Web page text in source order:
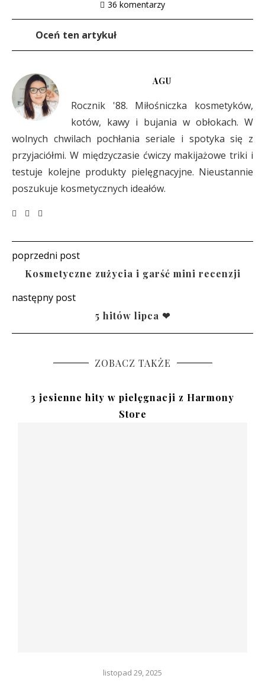
36 komentarzy
Oceń ten artykuł
AGU
Rocznik '88. Miłośniczka kosmetyków,
kotów, kawy i bujania w obłokach. W
wolnych chwilach pochłania seriale i spotyka się z
przyjaciółmi. W międzyczasie ćwiczy makijażowe triki i
testuje kolejne produkty pielęgnacyjne. Nieustannie
poszukuje kosmetycznych ideałów.
poprzedni post
Kosmetyczne zużycia i garść mini recenzji
następny post
5 hitów lipca ❤
ZOBACZ TAKŻE
3 jesienne hity w pielęgnacji z Harmony
Store
listopad 29, 2025